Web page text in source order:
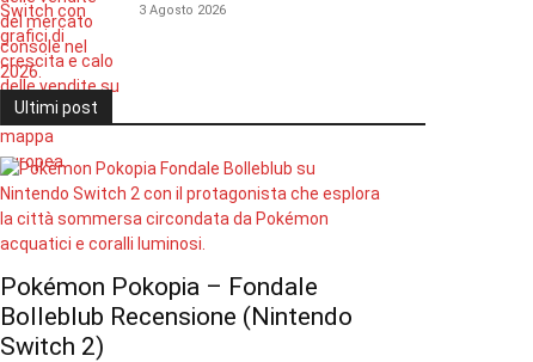
3 Agosto 2026
Ultimi post
Pokémon Pokopia – Fondale
Bolleblub Recensione (Nintendo
Switch 2)